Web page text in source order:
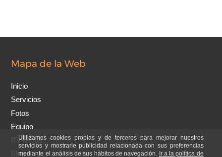
Mapa de la Web
Inicio
Servicios
Fotos
Equipo
Reservas
Blog
Utilizamos cookies propias y de terceros para mejorar nuestros
servicios y mostrarle publicidad relacionada con sus preferencias
mediante el análisis de sus hábitos de navegación. Ir a la política de